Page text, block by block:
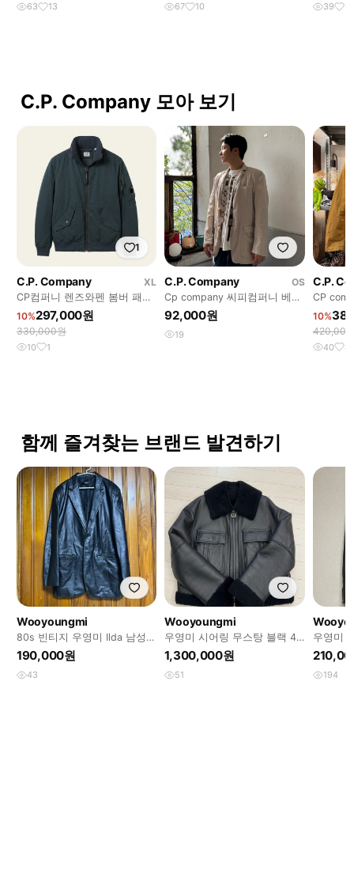
63 13 67 10 39 12
C.P. Company 모아 보기
1
C.P. Company
XL
CP컴퍼니 렌즈와펜 봄버 패딩
자켓 네이비 (105)
10%297,000원
330,000원
10 1
C.P. Company
OS
Cp company 씨피컴퍼니 베이
지 린넨 자켓
92,000원
19
C.P.
CP
Goggle
10%
420,000
40 4
함께 즐겨찾는 브랜드 발견하기
Wooyoungmi
80s 빈티지 우영미 Ilda 남성
가죽 자켓 블랙 100
190,000원
43
Wooyoungmi
우영미 시어링 무스탕 블랙 48
사이즈
1,300,000원
51
우영미
95
194